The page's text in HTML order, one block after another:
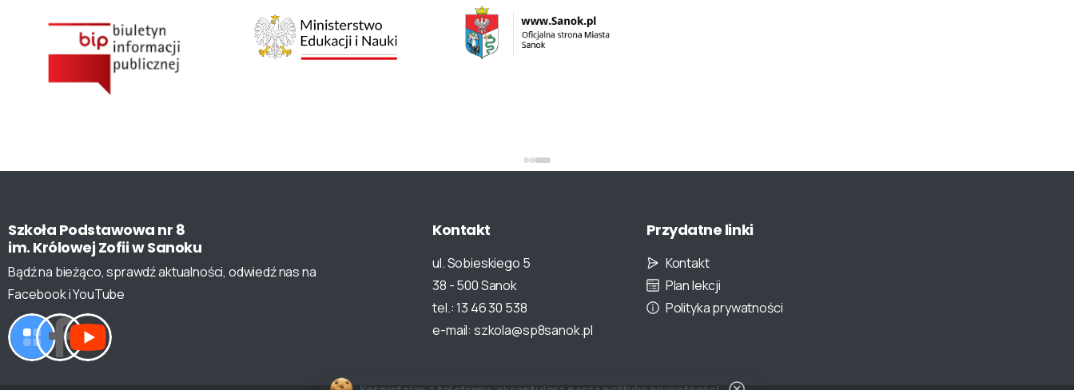
Szkoła Podstawowa nr 8
im. KrólowejZofiiwSanoku
Bądź na bieżąco, sprawdź aktualności, odwiedź nas na
Facebook i YouTube
Kontakt
ul. Sobieskiego 5
38 - 500 Sanok
tel.: 13 46 30 538
e-mail: szkola@sp8sanok.pl
Przydatne linki
Kontakt
Plan lekcji
Polityka prywatności